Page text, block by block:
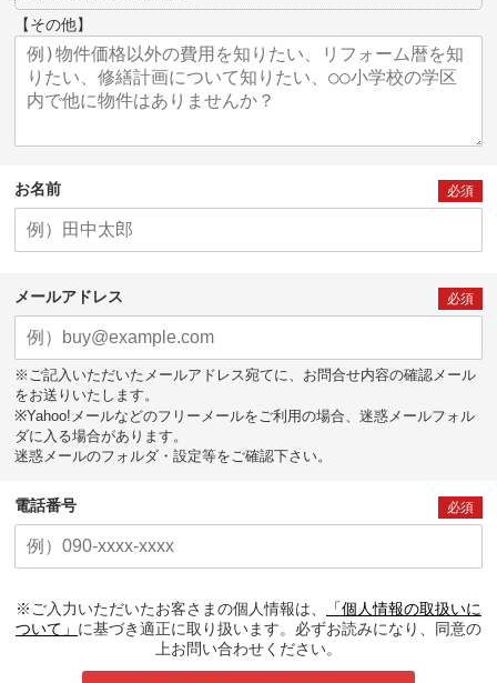
【その他】
お名前 必須
メールアドレス 必須
※ご記入いただいたメールアドレス宛てに、お問合せ内容の確認メール
をお送りいたします。
※Yahoo!メールなどのフリーメールをご利用の場合、迷惑メールフォル
ダに入る場合があります。
迷惑メールのフォルダ・設定等をご確認下さい。
電話番号 必須
※ご入力いただいたお客さまの個人情報は、
「個人情報の取扱いに
ついて」 に基づき適正に取り扱います。必ずお読みになり、同意の
上お問い合わせください。